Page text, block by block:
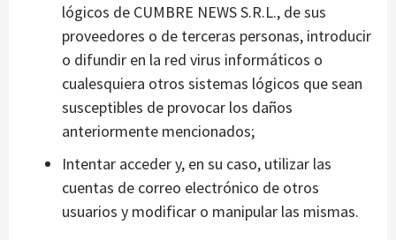
lógicos de CUMBRE NEWS S.R.L., de sus
proveedores o de terceras personas, introducir
o difundir en la red virus informáticos o
cualesquiera otros sistemas lógicos que sean
susceptibles de provocar los daños
anteriormente mencionados;
Intentar acceder y, en su caso, utilizar las
cuentas de correo electrónico de otros
usuarios y modificar o manipular las mismas.